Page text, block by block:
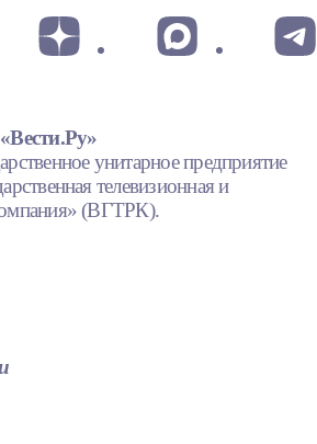
унитарное предприятие
телевизионная и
(ВГТРК).